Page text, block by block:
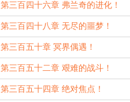
第三百四十六章 弗兰奇的进化！
第三百四十八章 无尽的噩梦！
第三百五十章 冥界偶遇！
第三百五十二章 艰难的战斗！
第三百五十四章 绝对焦点！